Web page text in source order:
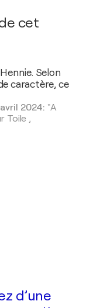
cet
Selon
caractère, ce
2024: "A
Toile ,
d’une